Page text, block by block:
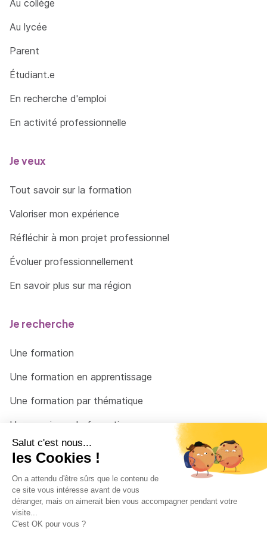
territorial en synthétisant l’ensemble des
éléments de prospective au regard des
objectifs de développement durable
Planifier les étapes d’un projet afin de
Au collège
Au lycée
Parent
Étudiant.e
En recherche d'emploi
En activité professionnelle
Je veux
Tout savoir sur la formation
Valoriser mon expérience
Réfléchir à mon projet professionnel
Évoluer professionnellement
En savoir plus sur ma région
Je recherche
Une formation
Une formation en apprentissage
Une formation par thématique
Un organisme de formation
Un conseiller